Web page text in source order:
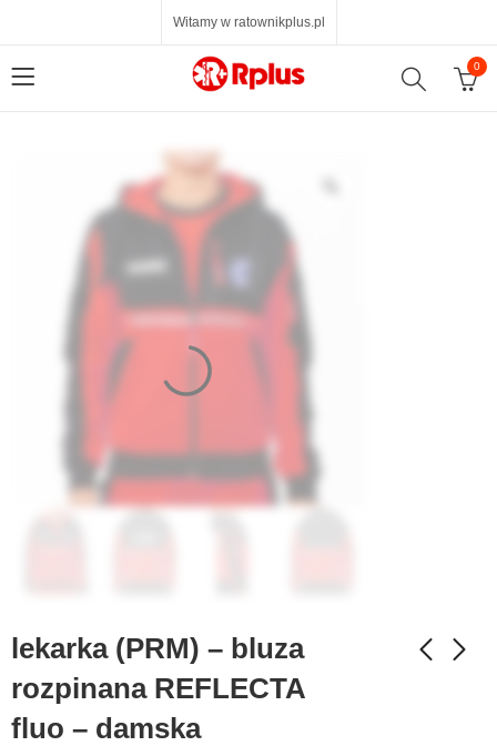
Witamy w ratownikplus.pl
0
lekarka (PRM) – bluza
rozpinana REFLECTA
fluo – damska